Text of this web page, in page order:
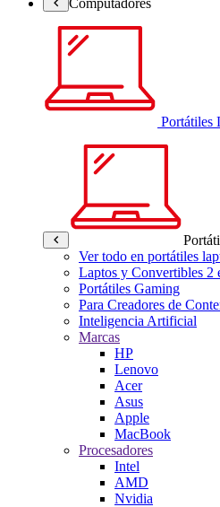
Portátiles
Ver todo en portátiles
Laptos y Convertibles 2
Portátiles Gaming
Para Creadores de
Inteligencia Artificial
Marcas
HP
Lenovo
Acer
Asus
Apple
MacBook
Procesadores
Intel
AMD
Nvidia